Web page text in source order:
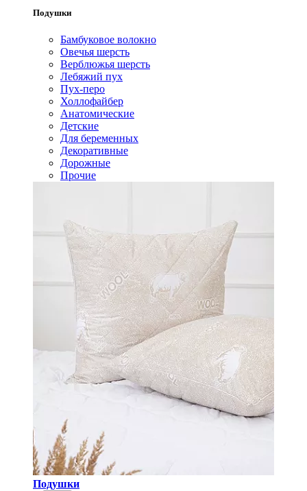
Подушки
Бамбуковое волокно
Овечья шерсть
Верблюжья шерсть
Лебяжий пух
Пух-перо
Холлофайбер
Анатомические
Детские
Для беременных
Декоративные
Дорожные
Прочие
Подушки